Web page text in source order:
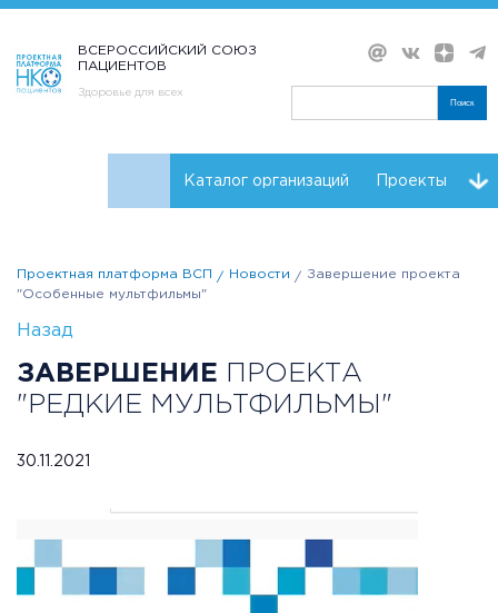
ВСЕРОССИЙСКИЙ СОЮЗ
ПАЦИЕНТОВ
Здоровье для всех
Поиск
Каталог организаций Проекты
Проектная платформа ВСП Новости
Завершение проекта
"Особенные мультфильмы"
Назад
ЗАВЕРШЕНИЕ ПРОЕКТА
"РЕДКИЕ МУЛЬТФИЛЬМЫ"
30.11.2021